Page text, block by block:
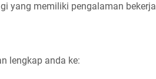
yang memiliki pengalaman bekerja
lengkap anda ke: